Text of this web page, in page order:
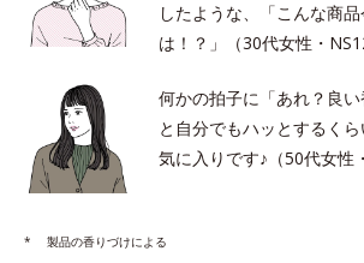
したような、「こんな商
は！？」（30代女性・
何かの拍子に「あれ？良い
と自分でもハッとするく
気に入りです♪（50代女性
* 製品の香りづけによる